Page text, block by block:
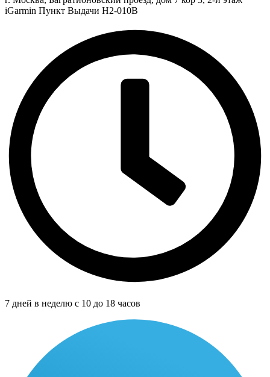
iGarmin Пункт Выдачи Н2-010В
7 дней в неделю с 10 до 18 часов